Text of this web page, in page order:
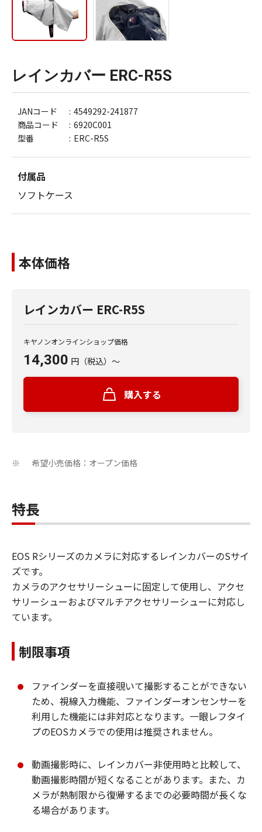
レインカバー ERC-R5S
JANコード
4549292-241877
商品コード
6920C001
型番
ERC-R5S
付属品
ソフトケース
本体価格
レインカバー ERC-R5S
キヤノンオンラインショップ価格
14,300 円 （税込） ～
購入する
※ 希望小売価格：オープン価格
特長
EOS Rシリーズのカメラに対応するレインカバーのSサイ
ズです。
カメラのアクセサリーシューに固定して使用し、アクセ
サリーシューおよびマルチアクセサリーシューに対応し
ています。
制限事項
ファインダーを直接覗いて撮影することができない
ため、視線入力機能、ファインダーオンセンサーを
利用した機能には非対応となります。一眼レフタイ
プのEOSカメラでの使用は推奨されません。
動画撮影時に、レインカバー非使用時と比較して、
動画撮影時間が短くなることがあります。また、カ
メラが熱制限から復帰するまでの必要時間が長くな
る場合があります。